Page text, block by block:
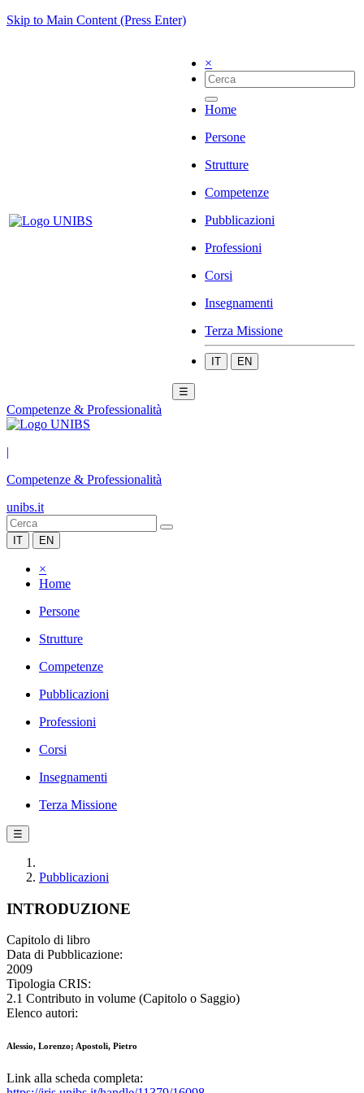
Skip to Main Content (Press Enter)
×
Home
Persone
Strutture
Competenze
Pubblicazioni
Professioni
Corsi
Insegnamenti
Terza Missione
IT EN
☰
Competenze & Professionalità
|
Competenze & Professionalità
unibs.it
IT EN
×
Home
Persone
Strutture
Competenze
Pubblicazioni
Professioni
Corsi
Insegnamenti
Terza Missione
☰
Pubblicazioni
INTRODUZIONE
Capitolo di libro
Data di Pubblicazione:
2009
Tipologia CRIS:
2.1 Contributo in volume (Capitolo o Saggio)
Elenco autori:
Alessio, Lorenzo; Apostoli, Pietro
Link alla scheda completa: